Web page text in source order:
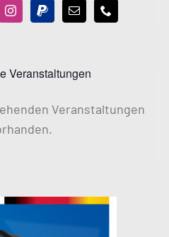
Veranstaltungen
Veranstaltungen